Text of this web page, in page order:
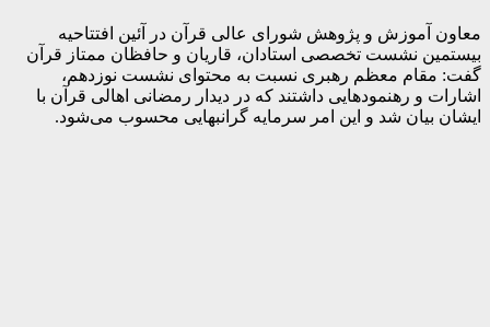
معاون آموزش و پژوهش شورای عالی قرآن در آئین افتتاحیه
بیستمین نشست تخصصی استادان، قاریان و حافظان ممتاز قرآن
گفت: مقام معظم رهبری نسبت به محتوای نشست نوزدهم،
اشارات و رهنمودهایی داشتند که در دیدار رمضانی اهالی قرآن با
ایشان بیان شد و این امر سرمایه گرانبهایی محسوب می‌شود.